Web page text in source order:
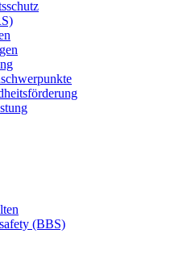
(BBS)